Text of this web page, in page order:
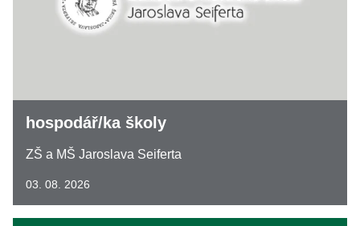
hospodář/ka školy
ZŠ a MŠ Jaroslava Seiferta
03. 08. 2026